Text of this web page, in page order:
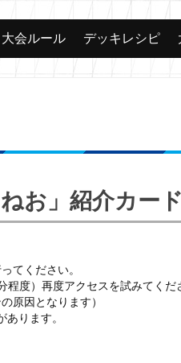
カード
大会ルール デッキレシピ
お」紹介カード
てください。
度）再度アクセスを試みてくだ
原因となります）
ります。